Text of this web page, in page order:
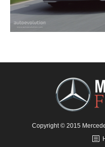
Copyright © 2015